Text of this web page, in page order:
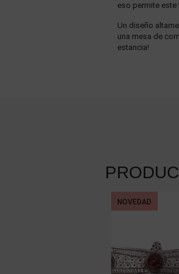
eso permite
Un diseño
una mesa de
estancia!
NOVEDAD